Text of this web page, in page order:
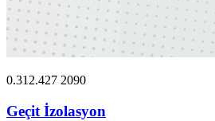
0.312.427 2090
Geçit İzolasyon